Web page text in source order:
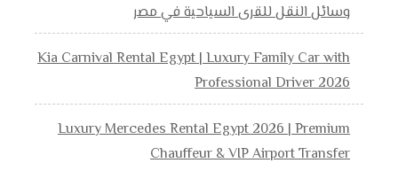
وسائل النقل للقرى السياحية في مصر
Kia Carnival Rental Egypt | Luxury Family Car with
Professional Driver 2026
Luxury Mercedes Rental Egypt 2026 | Premium
Chauffeur & VIP Airport Transfer